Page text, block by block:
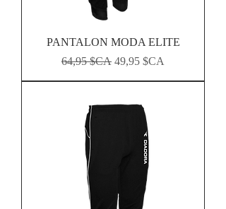
PANTALON MODA ELITE
Prix original
64,95 $CA Prix promotionnel
49,95 $CA